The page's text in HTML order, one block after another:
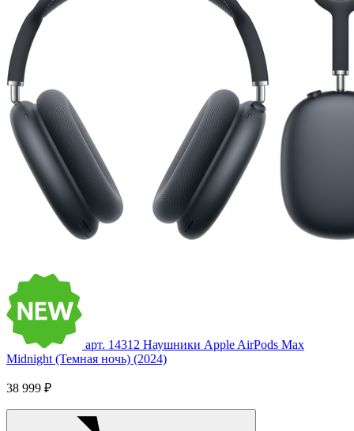
арт. 14312 Наушники Apple AirPods Max
Midnight (Темная ночь) (2024)
38 999 ₽